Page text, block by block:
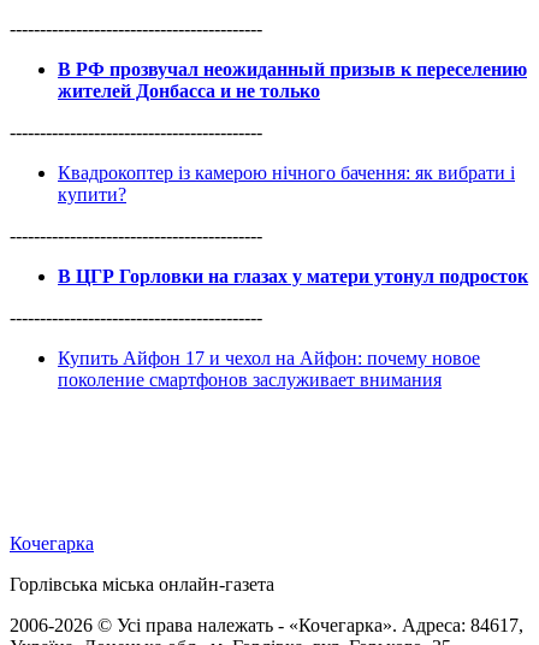
------------------------------------------
В РФ прозвучал неожиданный призыв к переселению
жителей Донбасса и не только
------------------------------------------
Квадрокоптер із камерою нічного бачення: як вибрати і
купити?
------------------------------------------
В ЦГР Горловки на глазах у матери утонул подросток
------------------------------------------
Купить Айфон 17 и чехол на Айфон: почему новое
поколение смартфонов заслуживает внимания
Кочегарка
Горлівська міська онлайн-газета
2006-2026 © Усі права належать - «Кочегарка». Адреса: 84617,